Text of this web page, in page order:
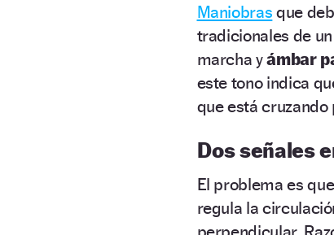
Maniobras que
tradicionales de
marcha yámbar
este tono indica
que está
Dos señales
El problema es
regula la